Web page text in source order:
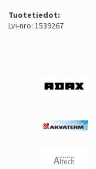
Tuotetiedot:
Lvi-nro: 1539267